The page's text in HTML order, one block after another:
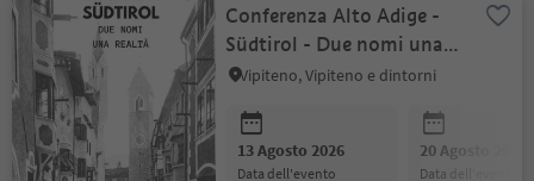
Conferenza Alto Adige -
Südtirol - Due nomi una
realtá
Vipiteno, Vipiteno e dintorni
13 Agosto 2026
data dell'evento
20 Agosto 2026
data dell'evento